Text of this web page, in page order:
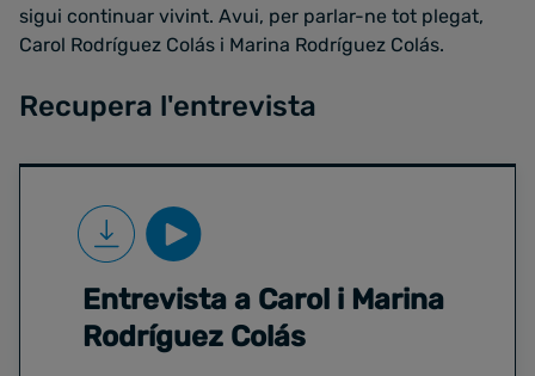
sigui continuar vivint. Avui, per parlar-ne tot plegat,
Carol Rodríguez Colás i Marina Rodríguez Colás.
Recupera l'entrevista
Entrevista a Carol i Marina
Rodríguez Colás